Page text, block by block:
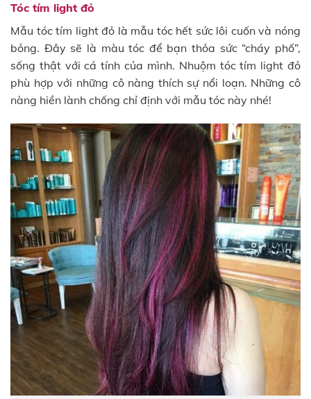
Tóc tím light đỏ
Mẫu tóc tím light đỏ là mẫu tóc hết sức lôi cuốn và nóng
bỏng. Đây sẽ là màu tóc để bạn thỏa sức “cháy phố”,
sống thật với cá tính của mình. Nhuộm tóc tím light đỏ
phù hợp với những cô nàng thích sự nổi loạn. Những cô
nàng hiền lành chống chỉ định với mẫu tóc này nhé!